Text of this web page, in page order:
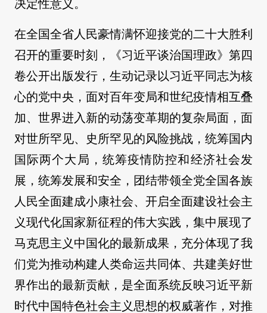
决定性意义。
在全国全省人民豪情满怀迎接党的二十大胜利
召开的重要时刻，《习近平谈治国理政》第四
卷公开出版发行，生动记录以习近平同志为核
心的党中央，面对百年变局和世纪疫情相互叠
加、世界进入新的动荡变革期的复杂局面，面
对世所罕见、史所罕见的风险挑战，统筹国内
国际两个大局，统筹疫情防控和经济社会发
展，统筹发展和安全，团结带领全党全国各族
人民全面建成小康社会、开启全面建设社会主
义现代化国家新征程的伟大实践，集中展现了
马克思主义中国化的最新成果，充分体现了我
们党为推动构建人类命运共同体、共建美好世
界作出的最新贡献，是全面系统反映习近平新
时代中国特色社会主义思想的权威著作，对推